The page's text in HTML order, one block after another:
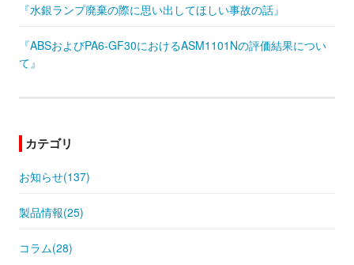
『水銀ランプ廃棄の際に思い出してほしい事故の話』
『ABSおよびPA6-GF30におけるASM1101Nの評価結果につい
て』
カテゴリ
お知らせ(137)
製品情報(25)
コラム(28)